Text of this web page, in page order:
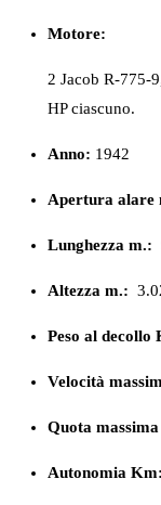
Motore:
2 Jacob R-775-
HP ciascuno.
Anno: 1942
Apertura alare
Lunghezza m.:
Altezza m.:
Peso al decollo
Velocità
Quota
Autonomia Km: